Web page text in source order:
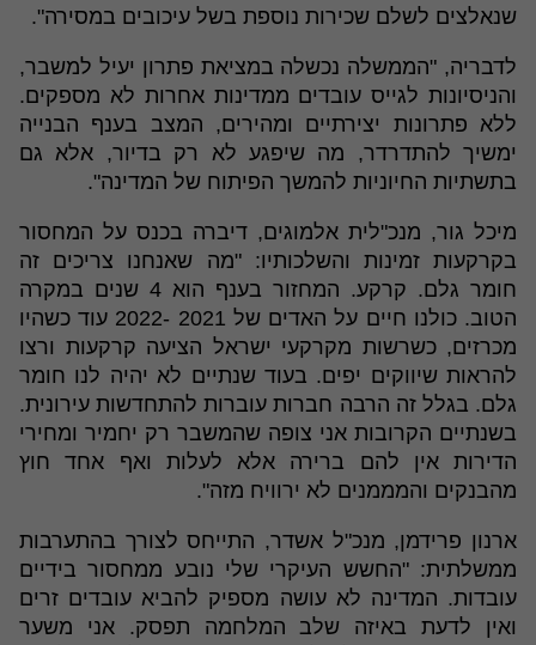
שנאלצים לשלם שכירות נוספת בשל עיכובים במסירה".
לדבריה, "הממשלה נכשלה במציאת פתרון יעיל למשבר,
והניסיונות לגייס עובדים ממדינות אחרות לא מספקים.
ללא פתרונות יצירתיים ומהירים, המצב בענף הבנייה
ימשיך להתדרדר, מה שיפגע לא רק בדיור, אלא גם
בתשתיות החיוניות להמשך הפיתוח של המדינה".
מיכל גור, מנכ"לית אלמוגים, דיברה בכנס על המחסור
בקרקעות זמינות והשלכותיו: "מה שאנחנו צריכים זה
חומר גלם. קרקע. המחזור בענף הוא 4 שנים במקרה
הטוב. כולנו חיים על האדים של 2021 -2022 עוד כשהיו
מכרזים, כשרשות מקרקעי ישראל הציעה קרקעות ורצו
להראות שיווקים יפים. בעוד שנתיים לא יהיה לנו חומר
גלם. בגלל זה הרבה חברות עוברות להתחדשות עירונית.
בשנתיים הקרובות אני צופה שהמשבר רק יחמיר ומחירי
הדירות אין להם ברירה אלא לעלות ואף אחד חוץ
מהבנקים והמממנים לא ירוויח מזה".
ארנון פרידמן, מנכ"ל אשדר, התייחס לצורך בהתערבות
ממשלתית: "החשש העיקרי שלי נובע ממחסור בידיים
עובדות. המדינה לא עושה מספיק להביא עובדים זרים
ואין לדעת באיזה שלב המלחמה תפסק. אני משער